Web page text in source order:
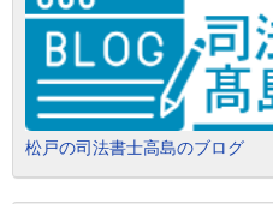
松戸の司法書士高島のブログ